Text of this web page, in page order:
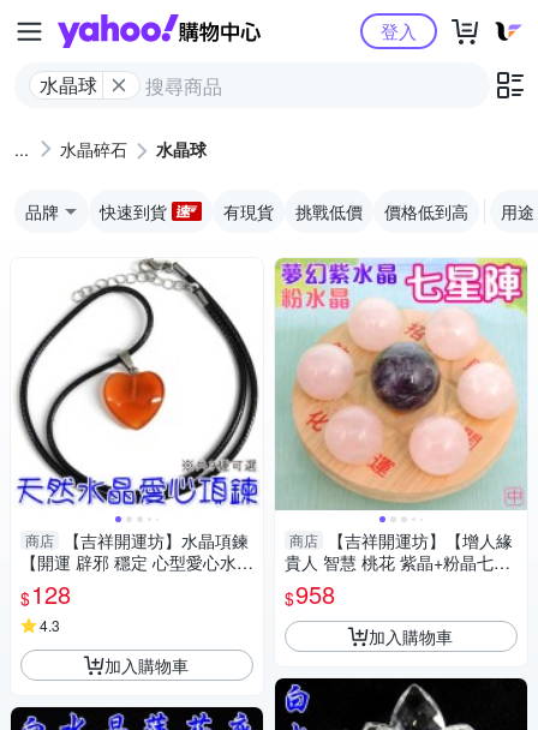
Yahoo購物中心
水晶球
登入
水晶碎石 水晶球
品牌 快速到貨 有現貨 挑戰低價 價格低到高 用途
商店
【吉祥開運坊】水晶項鍊
【開運 辟邪 穩定 心型愛心水晶
墜頭 有九款可供選擇 】淨化 擇
日
$128
4.3
加入購物車
商店
【吉祥開運坊】【增人緣
貴人 智慧 桃花 紫晶+粉晶七星
陣 中型 附孟宗竹底盤】淨化 擇
日
$958
加入購物車